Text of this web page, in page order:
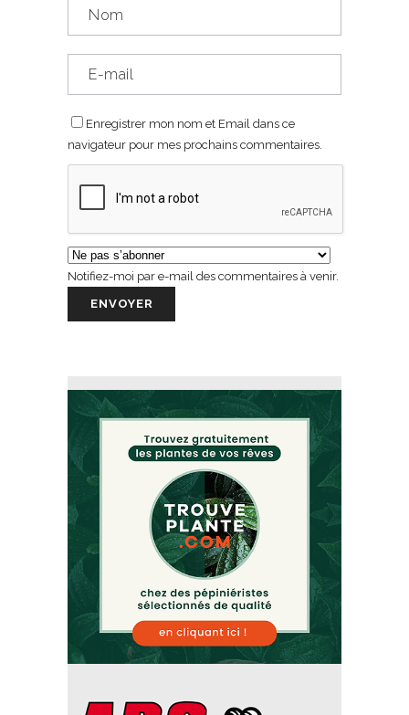
Enregistrer mon nom et Email dans ce
navigateur pour mes prochains commentaires.
Notifiez-moi par e-mail des commentaires à venir.